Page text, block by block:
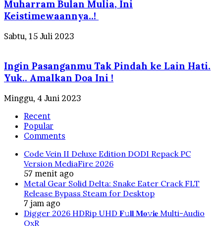
Muharram Bulan Mulia, Ini
Keistimewaannya..!
Sabtu, 15 Juli 2023
Ingin Pasanganmu Tak Pindah ke Lain Hati.
Yuk.. Amalkan Doa Ini !
Minggu, 4 Juni 2023
Recent
Popular
Comments
Code Vein II Deluxe Edition DODI Repack PC
Version MediaFire 2026
57 menit ago
Metal Gear Solid Delta: Snake Eater Crack FLT
Release Bypass Steam for Desktop
7 jam ago
Digger 2026 HDRip UHD 𝐅𝚞𝐥𝐥 𝐌𝐨𝚟𝐢𝐞 Multi-Audio
QxR